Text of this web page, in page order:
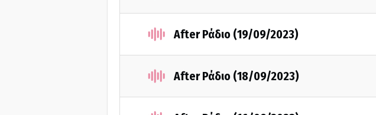
After Ράδιο (19/09/2023)
After Ράδιο (18/09/2023)